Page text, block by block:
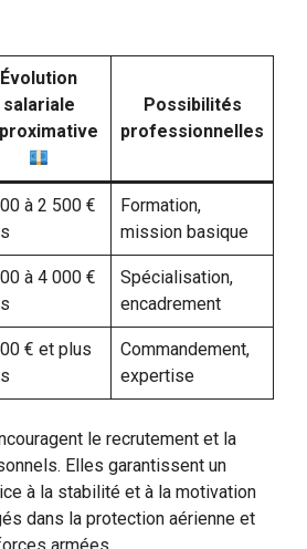
Évolution
salariale
Possibilités
professionnelles
à 2 500 €
Formation,
mission basique
à 4 000 €
Spécialisation,
encadrement
€ et plus
Commandement,
expertise
le recrutement et la
Elles garantissent un
à la stabilité et à la motivation
dans la protection aérienne et
armées.